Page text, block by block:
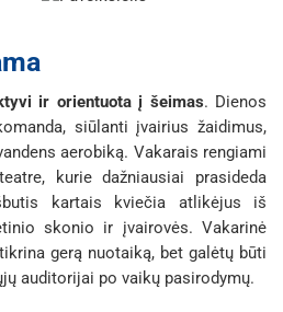
ir orientuota į šeimas. Dienos
siūlanti įvairius žaidimus,
aerobiką. Vakarais rengiami
kurie dažniausiai prasideda
kartais kviečia atlikėjus iš
skonio ir įvairovės. Vakarinė
gerą nuotaiką, bet galėtų būti
auditorijai po vaikų pasirodymų.